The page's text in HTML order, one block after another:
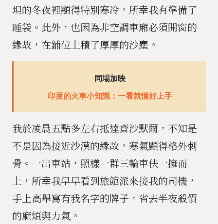
坦的冬夜裡顯得特別寒冷，所幸我有準備了
睡袋。此外，也因為非空調車廂必須開窗的
緣故，在鋪位上積了厚厚的沙塵。
同場加映
印度的火車小知識：一看就懂好上手
我於凌晨五點多左右抵達齋沙默爾，不知是
不是因為接近沙漠的緣故，寒氣顯得格外刺
骨。一出車站，照樣一群三輪車伕一擁而
上，所幸我早早看到旅館派來接我的司機，
手上高舉寫有我名字的牌子，省去半夜殺價
的麻煩與力氣。